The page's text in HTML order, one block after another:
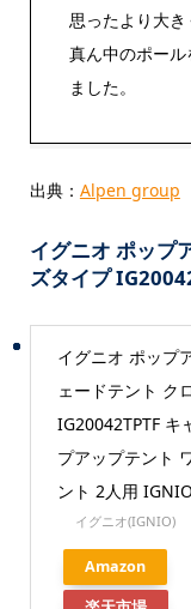
思ったより大き
真ん中のポー
ました。
出典： Alpen group
イグニオ ポップ
ズタイプ
イグニオ ポップ
ェードテント ク
IG20042TPTF キ
プアップテント
ント 2人用 IGNIO
イグニオ(IGNIO)
Amazon